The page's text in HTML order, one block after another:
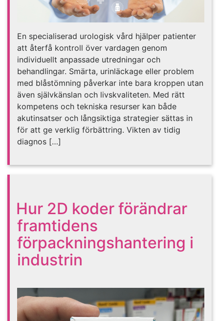
En specialiserad urologisk vård hjälper patienter
att återfå kontroll över vardagen genom
individuellt anpassade utredningar och
behandlingar. Smärta, urinläckage eller problem
med blåstömning påverkar inte bara kroppen utan
även självkänslan och livskvaliteten. Med rätt
kompetens och tekniska resurser kan både
akutinsatser och långsiktiga strategier sättas in
för att ge verklig förbättring. Vikten av tidig
diagnos […]
Hur 2D koder förändrar
framtidens
förpackningshantering i
industrin